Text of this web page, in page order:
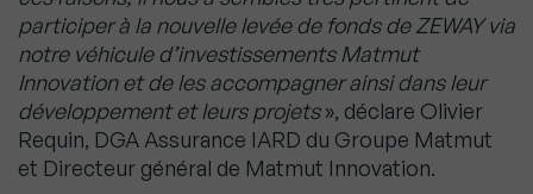
participer à la nouvelle levée de fonds de ZEWAY via
notre véhicule d’investissements Matmut
Innovation et de les accompagner ainsi dans leur
développement et leurs projets», déclare Olivier
Requin, DGA Assurance IARD du Groupe Matmut
et Directeur général de Matmut Innovation.